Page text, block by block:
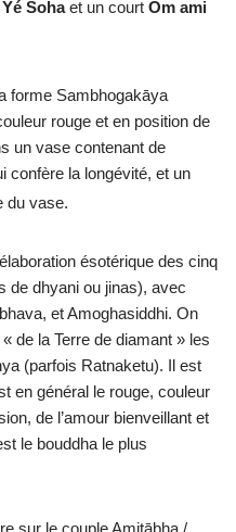
Sohaet un court Om ami
forme Sambhogakāya
rouge et en position de
un vase contenant de
confère la longévité, et un
du vase.
ésotérique des cinq
de dhyani ou jinas), avec
et Amoghasiddhi. On
de la Terre de diamant » les
(parfois Ratnaketu). Il est
en général le rouge, couleur
de l’amour bienveillant et
le bouddha le plus
sur le couple Amitābha /